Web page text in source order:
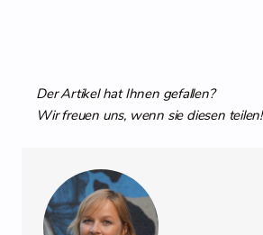
Der Artikel hat Ihnen gefallen?
Wir freuen uns, wenn sie diesen teilen!